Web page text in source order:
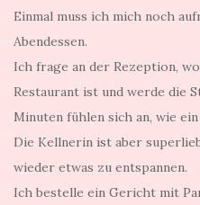
Einmal muss ich mich noch
Abendessen.
Ich frage an der Rezeption,
Restaurant ist und werde die
Minuten fühlen sich an, wie
Die Kellnerin ist aber
wieder etwas zu entspannen.
Ich bestelle ein Gericht mit